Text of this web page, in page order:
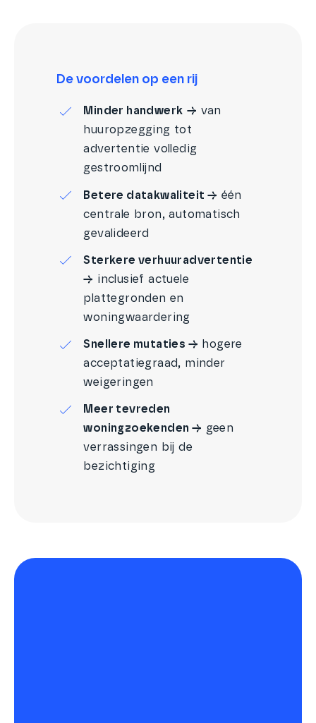
De voordelen op een rij
Minder handwerk → van
huuropzegging tot
advertentie volledig
gestroomlijnd
Betere datakwaliteit → één
centrale bron, automatisch
gevalideerd
Sterkere verhuuradvertentie
→ inclusief actuele
plattegronden en
woningwaardering
Snellere mutaties → hogere
acceptatiegraad, minder
weigeringen
Meer tevreden
woningzoekenden → geen
verrassingen bij de
bezichtiging